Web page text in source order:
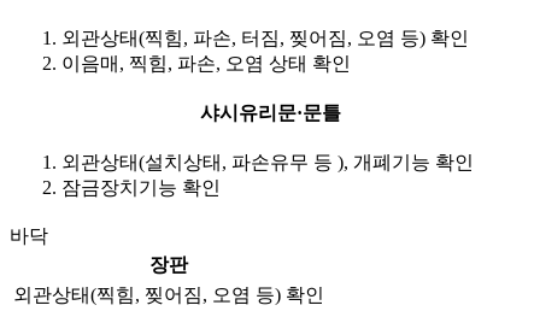
외관상태(찍힘, 파손, 터짐, 찢어짐, 오염 등) 확인
이음매, 찍힘, 파손, 오염 상태 확인
샤시유리문·문틀
외관상태(설치상태, 파손유무 등 ), 개폐기능 확인
잠금장치기능 확인
바닥
장판
외관상태(찍힘, 찢어짐, 오염 등) 확인